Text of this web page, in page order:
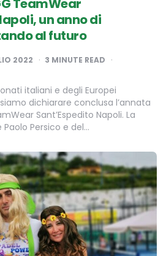
TeamWear
un anno di
al futuro
2022 3 MINUTE READ
italiani e degli Europei
dichiarare conclusa l’annata
Sant’Espedito Napoli. La
Persico e del…